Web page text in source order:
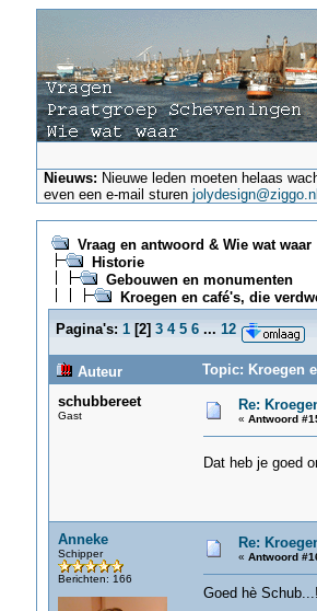
Nieuws: Nieuwe leden moeten helaas
even een e-mail sturenjolydesign@ziggo.nl
Vraag en antwoord & Wie wat waar
Historie
Gebouwen en monumenten
Kroegen en café's, die
Pagina's: 1[2] 3 4 5 6 ... 12
Auteur
Topic: Kroegen
schubbereet
Gast
Re:
« Antwoord
Dat heb je goed
Anneke
Schipper
Berichten: 166
Re:
« Antwoord
Goed hè Schub...!